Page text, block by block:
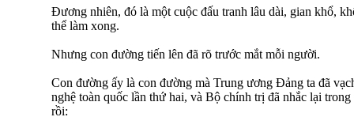
Đương nhiên, đó là một cuộc đấu tranh lâu dài, gian khổ,
thể làm xong.
Nhưng con đường tiến lên đã rõ trước mắt mỗi người.
Con đường ấy là con đường mà Trung ương Đảng ta đã
nghệ toàn quốc lần thứ hai, và Bộ chính trị đã nhắc lại
rồi: